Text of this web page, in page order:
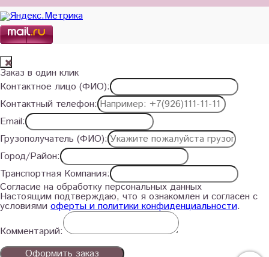
Заказ в один клик
Контактное лицо (ФИО):
Контактный телефон:
Email:
Грузополучатель (ФИО):
Город/Район:
Транспортная Компания:
Согласие на обработку персональных данных
Настоящим подтверждаю, что я ознакомлен и согласен с
условиями оферты и политики конфиденциальности.
Комментарий:
Оформить заказ